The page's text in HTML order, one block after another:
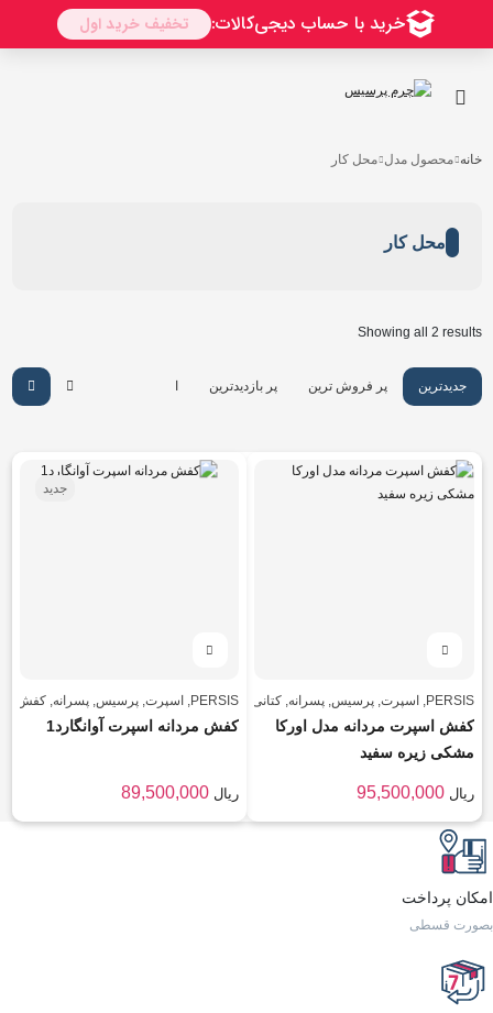
محتوا
خانه محصول مدل محل کار
محل کار
Showing all 2 results
Sorted
پر فروش ترین پر بازدیدترین جدیدترین گرانترین
PERSIS
, اسپرت,پرسیس,پسرانه,کتانی کفش مردانه,مردانه
کفش اسپرت مردانه مدل اورکا
مشکی زیره سفید
95,500,000 ریال
جدید
PERSIS
, اسپرت, پرسیس, پسرانه, کفش
کفش مردانه اسپرت آوانگارد1
89,500,000 ریال
امکان پرداخت
بصورت قسطی